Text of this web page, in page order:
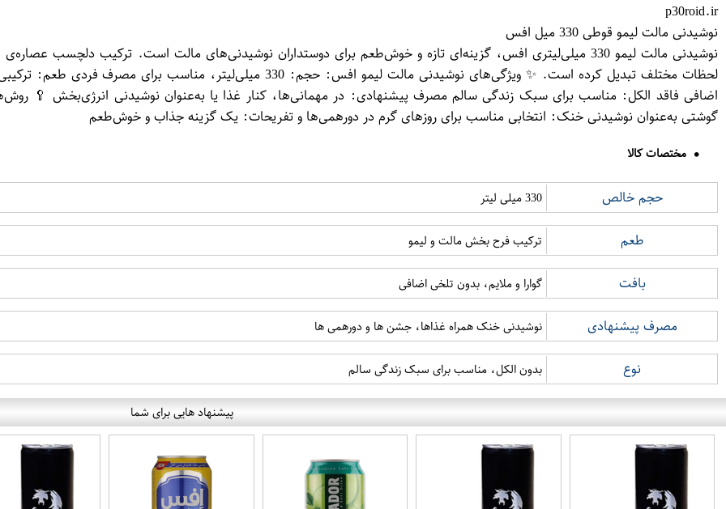
p30roid.ir
نوشیدنی مالت لیمو قوطی 330 میل افس
نوشیدنی مالت لیمو 330 میلی‌لیتری افس، گزینه‌ای تازه و خوش‌طعم برای دوستداران نوشیدنی‌های مالت است. ترکیب
لحظات مختلف تبدیل کرده است. ✨ ویژگی‌های نوشیدنی مالت لیمو افس: حجم: 330
اضافی فاقد الکل: مناسب برای سبک زندگی سالم مصرف پیشنهادی: در مهمانی‌ها، کنار غذا یا به‌عنوان نوشیدنی انرژی‌بخش 🥄
گوشتی به‌عنوان نوشیدنی خنک: انتخابی مناسب برای روزهای گرم در دورهمی‌ها و تفریحات: یک گزینه جذاب و خوش‌طعم
مختصات کالا
حجم خالص 330 میلی لیتر
طعم ترکیب فرح بخش مالت و لیمو
بافت گوارا و ملایم، بدون تلخی اضافی
مصرف پیشنهادی نوشیدنی خنک همراه غذاها، جشن ها و دورهمی ها
نوع بدون الکل، مناسب برای سبک زندگی سالم
پیشنهاد هایی برای شما